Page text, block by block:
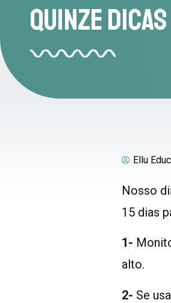
Quinze
Ellu
Nosso
15 dias
1-
alto.
2- Se